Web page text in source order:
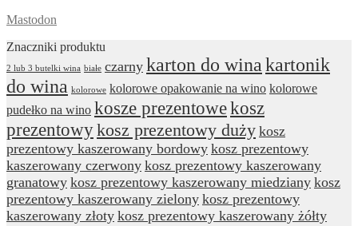
Mastodon
Znaczniki produktu
2 lub 3 butelki wina białe czarny karton do wina kartonik
do wina kolorowe kolorowe opakowanie na wino kolorowe
pudełko na wino kosze prezentowekosz
prezentowykosz prezentowy duży kosz
prezentowy kaszerowany bordowy kosz prezentowy
kaszerowany czerwony kosz prezentowy kaszerowany
granatowy kosz prezentowy kaszerowany miedziany kosz
prezentowy kaszerowany zielony kosz prezentowy
kaszerowany złoty kosz prezentowy kaszerowany żółty